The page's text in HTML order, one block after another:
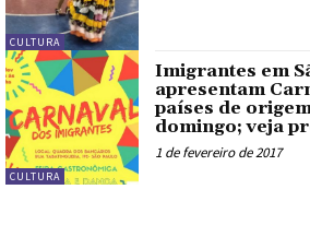
CULTURA
CULTURA
Imigrantes em
apresentam
países de
domingo; veja
1 de fevereiro de 2017